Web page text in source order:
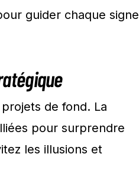
guider chaque signe
de fond. La
pour surprendre
les illusions et